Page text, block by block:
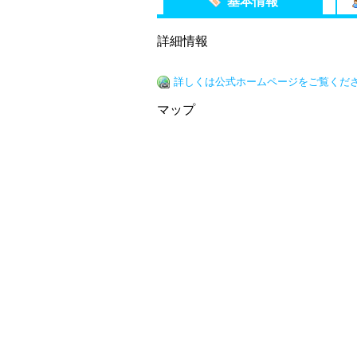
詳細情報
詳しくは公式ホームページをご覧くだ
マップ